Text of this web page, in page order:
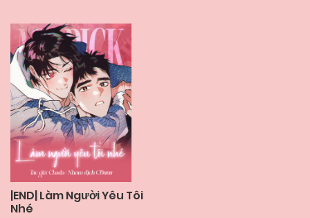
|END| Làm Người Yêu Tôi
Nhé